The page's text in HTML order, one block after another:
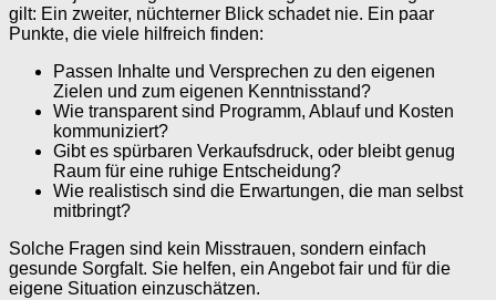
gilt: Ein zweiter, nüchterner Blick schadet nie. Ein paar
Punkte, die viele hilfreich finden:
Passen Inhalte und Versprechen zu den eigenen
Zielen und zum eigenen Kenntnisstand?
Wie transparent sind Programm, Ablauf und Kosten
kommuniziert?
Gibt es spürbaren Verkaufsdruck, oder bleibt genug
Raum für eine ruhige Entscheidung?
Wie realistisch sind die Erwartungen, die man selbst
mitbringt?
Solche Fragen sind kein Misstrauen, sondern einfach
gesunde Sorgfalt. Sie helfen, ein Angebot fair und für die
eigene Situation einzuschätzen.